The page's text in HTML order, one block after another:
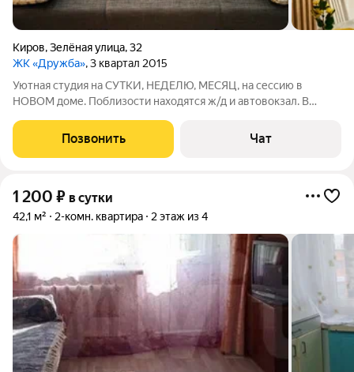
Киров,Зелёная улица,32
ЖК «Дружба», 3 квартал 2015
Уютная студия на СУТКИ, НЕДЕЛЮ, МЕСЯЦ, на сессию в
НОВОМ доме. Поблизости находятся ж/д и автовокзал. В
В квартире новая мебель и бытовая техника. Есть все
необходимое для комфортного
Позвонить Чат
1 200 ₽ в сутки
42,1 м² 2-комн. квартира 2 этаж из 4